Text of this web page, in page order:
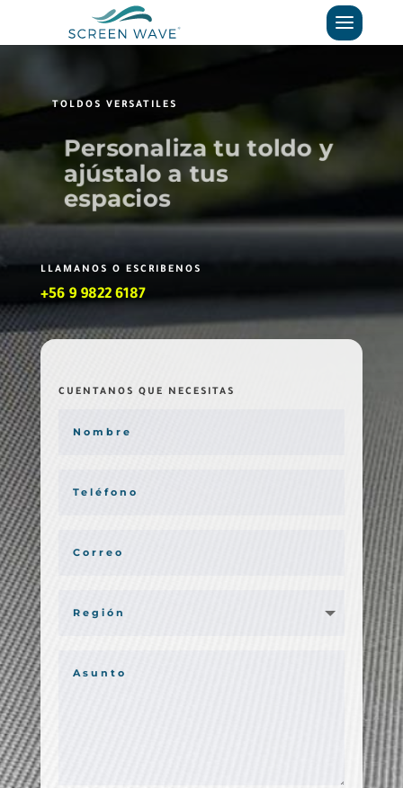
TOLDOS VERSATILES
Tendrás sol cuando lo
desees y sombra
cuando la necesites
LLAMANOS O ESCRIBENOS
+56 9 9822 6187
CUENTANOS QUE NECESITAS